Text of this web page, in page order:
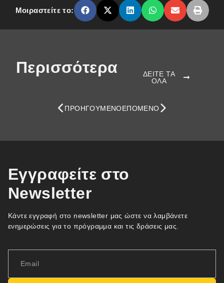
Μοιραστείτε το:
Περισσότερα
ΔΕΙΤΕ ΤΑ
ΟΛΑ
ΠΡΟΗΓΟΎΜΕΝΟΕΠΌΜΕΝΟ
Εγγραφείτε στο
Newsletter
Κάντε εγγραφή στο newsletter μας ώστε να λαμβάνετε
ενημερώσεις για το πρόγραμμα και τις δράσεις μας.